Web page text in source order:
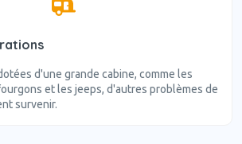
d'une grande cabine, comme les
et les jeeps, d'autres problèmes de
survenir.